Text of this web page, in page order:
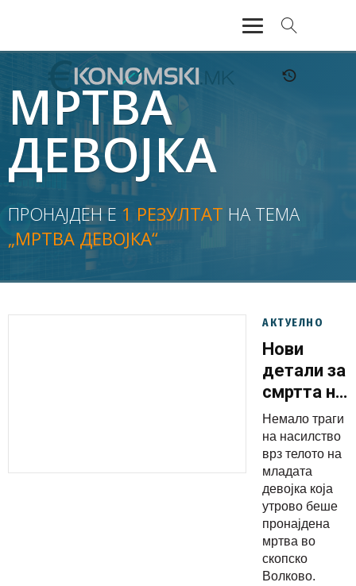
АКТУЕЛНО
ЕКОНОМИЈА
ФИНАНСИИ
БАНКАРСТВО
ЖИВОТ
МОЗАИК
МРТВА
ДЕВОЈКА
ПРОНАЈДЕН Е 1 РЕЗУЛТАТ НА ТЕМА
„МРТВА ДЕВОЈКА“
АКТУЕЛНО
Нови
детали за
смртта на
девојката
во
скопско
Волково
Немало траги
на насилство
врз телото на
младата
девојка која
утрово беше
пронајдена
мртва во
скопско
Волково.